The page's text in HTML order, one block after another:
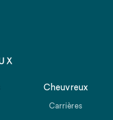
Cheuvreux
Carrières